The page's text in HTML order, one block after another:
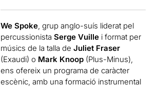
We Spoke, grup anglo-suís liderat pel
percussionistaSerge Vuille i format per
músics de la talla de Juliet Fraser
(Exaudi) o Mark Knoop (Plus-Minus),
ens ofereix un programa de caràcter
escènic, amb una formació instrumental